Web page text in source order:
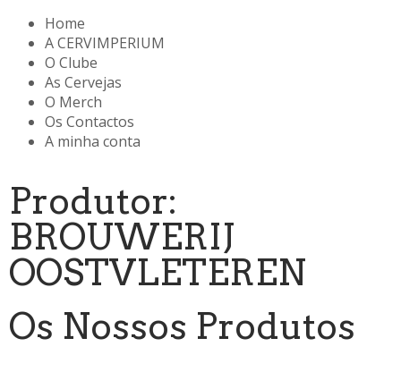
Home
A CERVIMPERIUM
O Clube
As Cervejas
O Merch
Os Contactos
A minha conta
Produtor:
BROUWERIJ
OOSTVLETEREN
Os Nossos Produtos